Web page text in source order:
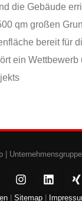
die Gebäude
qm großen
bereit für
ein Wettbewerb
|
Sitemap|